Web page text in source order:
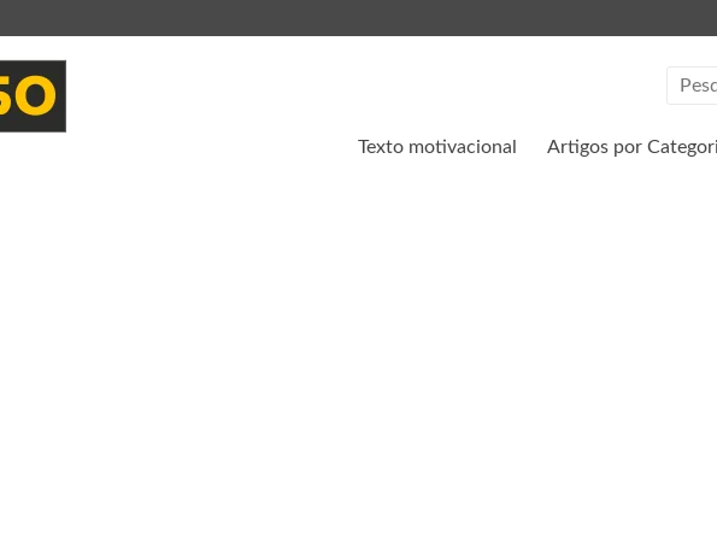
Texto motivacional Artigos por